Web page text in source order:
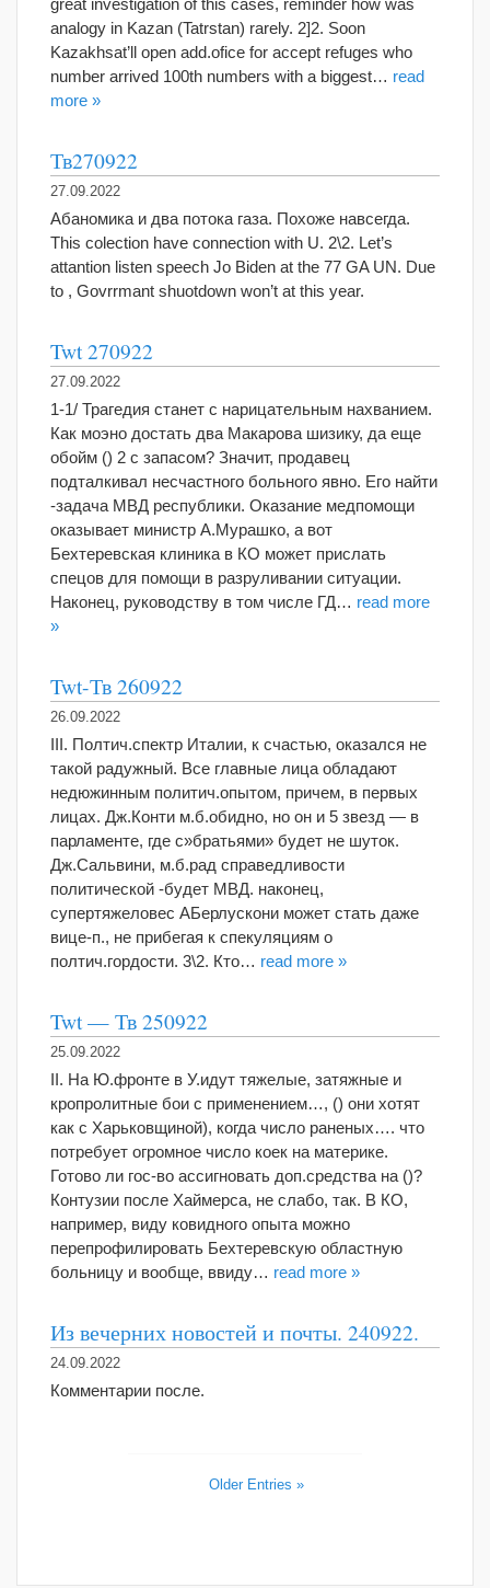
great investigation of this cases, reminder how was
analogy in Kazan (Tatrstan) rarely. 2]2. Soon
Kazakhsat’ll open add.ofice for accept refuges who
number arrived 100th numbers with a biggest… read
more »
Тв270922
27.09.2022
Абаномика и два потока газа. Похоже навсегда.
This colection have connection with U. 2\2. Let’s
attantion listen speech Jo Biden at the 77 GA UN. Due
to , Govrrmant shuotdown won’t at this year.
Twt 270922
27.09.2022
1-1/ Трагедия станет с нарицательным нахванием.
Как моэно достать два Макарова шизику, да еще
обойм () 2 с запасом? Значит, продавец
подталкивал несчастного больного явно. Его найти
-задача МВД республики. Оказание медпомощи
оказывает министр А.Мурашко, а вот
Бехтеревская клиника в КО может прислать
спецов для помощи в разруливании ситуации.
Наконец, руководству в том числе ГД… read more
»
Twt-Тв 260922
26.09.2022
III. Полтич.спектр Италии, к счастью, оказался не
такой радужный. Все главные лица обладают
недюжинным политич.опытом, причем, в первых
лицах. Дж.Конти м.б.обидно, но он и 5 звезд — в
парламенте, где с»братьями» будет не шуток.
Дж.Сальвини, м.б.рад справедливости
политической -будет МВД. наконец,
супертяжеловес АБерлускони может стать даже
вице-п., не прибегая к спекуляциям о
полтич.гордости. 3\2. Кто… read more »
Twt — Тв 250922
25.09.2022
II. На Ю.фронте в У.идут тяжелые, затяжные и
кропролитные бои с применением…, () они хотят
как с Харьковщиной), когда число раненых…. что
потребует огромное число коек на материке.
Готово ли гос-во ассигновать доп.средства на ()?
Контузии после Хаймерса, не слабо, так. В КО,
например, виду ковидного опыта можно
перепрофилировать Бехтеревскую областную
больницу и вообще, ввиду… read more »
Из вечерних новостей и почты. 240922.
24.09.2022
Комментарии после.
Older Entries »